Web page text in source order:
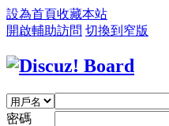
設為首頁收藏本站
開啟輔助訪問 切換到窄版
密碼